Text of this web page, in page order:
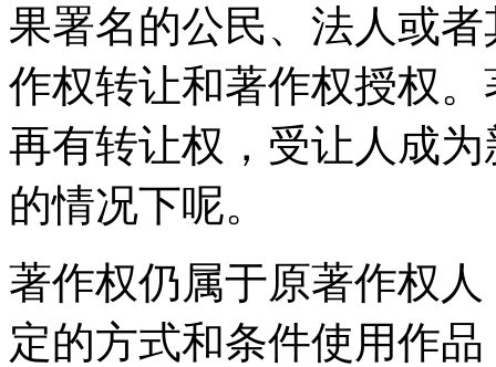
果署名的公民、法人或
作权转让和著作权授权
再有转让权，受让人成
的情况下呢。
著作权仍属于原著作权
定的方式和条件使用作